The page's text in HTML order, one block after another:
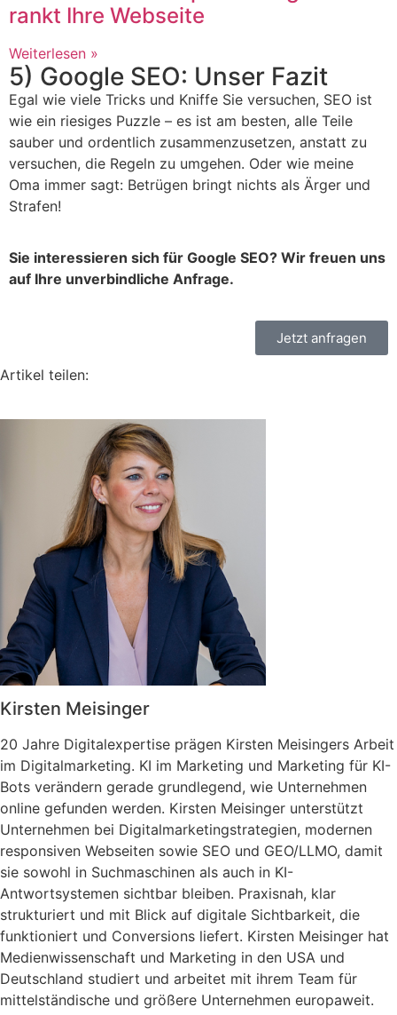
rankt Ihre Webseite
Weiterlesen »
5) Google SEO: Unser Fazit
Egal wie viele Tricks und Kniffe Sie versuchen, SEO ist
wie ein riesiges Puzzle – es ist am besten, alle Teile
sauber und ordentlich zusammenzusetzen, anstatt zu
versuchen, die Regeln zu umgehen. Oder wie meine
Oma immer sagt: Betrügen bringt nichts als Ärger und
Strafen!
Sie interessieren sich für Google SEO? Wir freuen uns
auf Ihre unverbindliche Anfrage.
Jetzt anfragen
Artikel teilen:
Kirsten Meisinger
20 Jahre Digitalexpertise prägen Kirsten Meisingers Arbeit
im Digitalmarketing. KI im Marketing und Marketing für KI-
Bots verändern gerade grundlegend, wie Unternehmen
online gefunden werden. Kirsten Meisinger unterstützt
Unternehmen bei Digitalmarketingstrategien, modernen
responsiven Webseiten sowie SEO und GEO/LLMO, damit
sie sowohl in Suchmaschinen als auch in KI-
Antwortsystemen sichtbar bleiben. Praxisnah, klar
strukturiert und mit Blick auf digitale Sichtbarkeit, die
funktioniert und Conversions liefert. Kirsten Meisinger hat
Medienwissenschaft und Marketing in den USA und
Deutschland studiert und arbeitet mit ihrem Team für
mittelständische und größere Unternehmen europaweit.